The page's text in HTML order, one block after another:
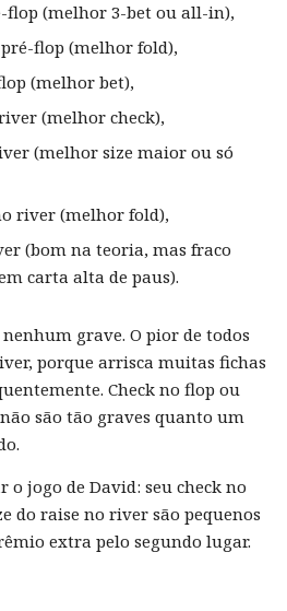
flop (melhor 3-bet ou all-in),
flop (melhor fold),
(melhor bet),
(melhor check),
(melhor size maior ou só
river (melhor fold),
(bom na teoria, mas fraco
carta alta de paus).
grave. O pior de todos
porque arrisca muitas fichas
Check no flop ou
são tão graves quanto um
o jogo de David: seu check no
do raise no river são pequenos
extra pelo segundo lugar.